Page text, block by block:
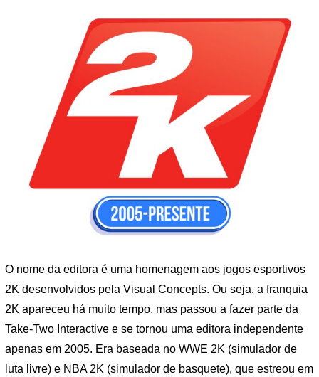
O nome da editora é uma homenagem aos jogos esportivos
2K desenvolvidos pela Visual Concepts. Ou seja, a franquia
2K apareceu há muito tempo, mas passou a fazer parte da
Take-Two Interactive e se tornou uma editora independente
apenas em 2005. Era baseada no WWE 2K (simulador de
luta livre) e NBA 2K (simulador de basquete), que estreou em